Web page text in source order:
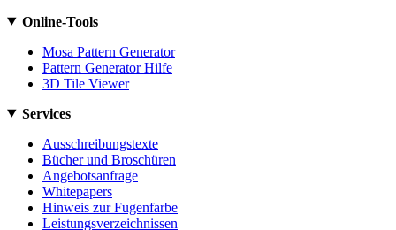
Online-Tools
Mosa Pattern Generator
Pattern Generator Hilfe
3D Tile Viewer
Services
Ausschreibungstexte
Bücher und Broschüren
Angebotsanfrage
Whitepapers
Hinweis zur Fugenfarbe
Leistungsverzeichnissen